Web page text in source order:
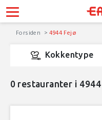
Forsiden 4944 Fejø
Kokkentype
0 restauranter i 4944